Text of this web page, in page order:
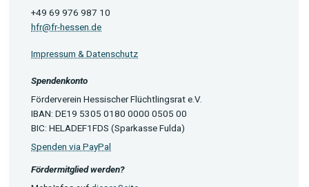
+49 69 976 987 10
hfr@fr-hessen.de
Impressum & Datenschutz
Spendenkonto
Förderverein Hessischer Flüchtlingsrat e.V.
IBAN: DE19 5305 0180 0000 0505 00
BIC: HELADEF1FDS (Sparkasse Fulda)
Spenden via PayPal
Fördermitglied werden?